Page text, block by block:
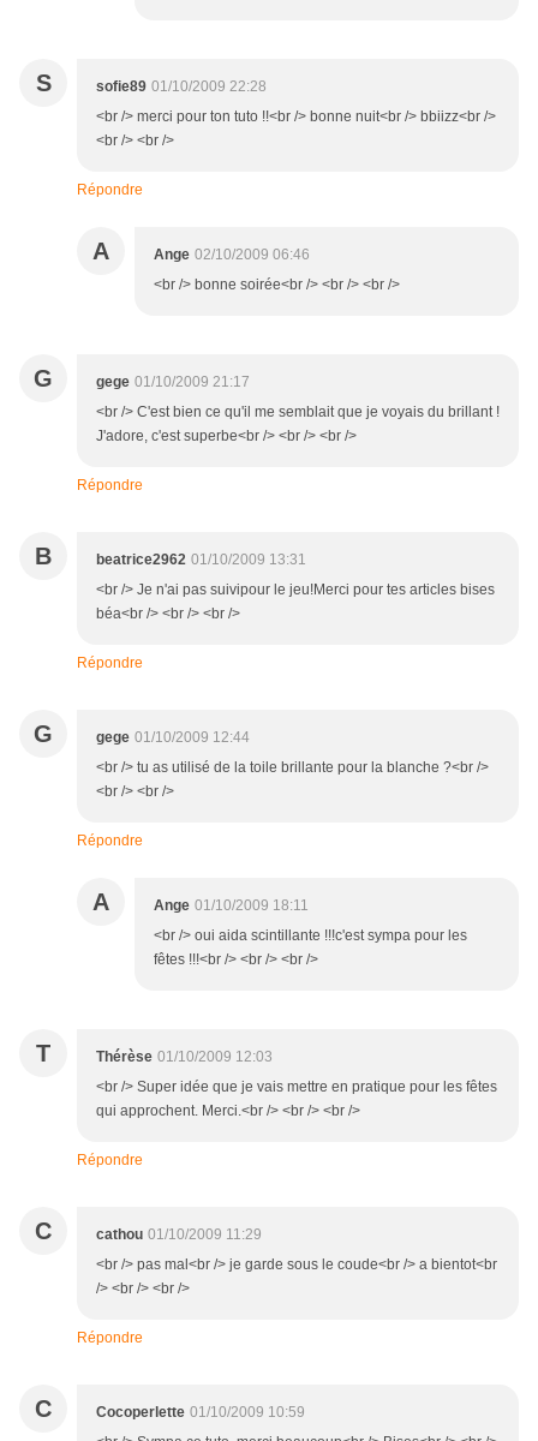
S sofie89 01/10/2009 22:28
<br /> merci pour ton tuto !!<br /> bonne nuit<br /> bbiizz<br />
<br /> <br />
Répondre
A Ange 02/10/2009 06:46
<br /> bonne soirée<br /> <br /> <br />
G gege 01/10/2009 21:17
<br /> C'est bien ce qu'il me semblait que je voyais du brillant !
J'adore, c'est superbe<br /> <br /> <br />
Répondre
B beatrice2962 01/10/2009 13:31
<br /> Je n'ai pas suivipour le jeu!Merci pour tes articles bises
béa<br /> <br /> <br />
Répondre
G gege 01/10/2009 12:44
<br /> tu as utilisé de la toile brillante pour la blanche ?<br />
<br /> <br />
Répondre
A Ange 01/10/2009 18:11
<br /> oui aida scintillante !!!c'est sympa pour les
fêtes !!!<br /> <br /> <br />
T Thérèse 01/10/2009 12:03
<br /> Super idée que je vais mettre en pratique pour les fêtes
qui approchent. Merci.<br /> <br /> <br />
Répondre
C cathou 01/10/2009 11:29
<br /> pas mal<br /> je garde sous le coude<br /> a bientot<br
/> <br /> <br />
Répondre
C Cocoperlette 01/10/2009 10:59